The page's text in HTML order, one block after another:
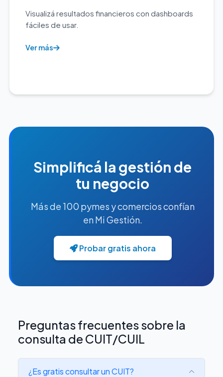
Visualizá resultados financieros con dashboards
fáciles de usar.
Ver más
Simplificá la gestión de
tu negocio
Más de 100 pymes y comercios confían
en Mi Gestión.
Probar gratis ahora
Preguntas frecuentes sobre la
consulta de CUIT/CUIL
¿Es gratis consultar un CUIT?